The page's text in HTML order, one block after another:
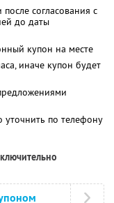
согласования с
до даты
купон на месте
иначе купон будет
по телефону